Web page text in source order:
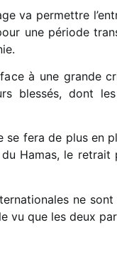
va permettre
une période
à une grande
blessés, dont
se fera de plus en
Hamas, le
ne
que les deux